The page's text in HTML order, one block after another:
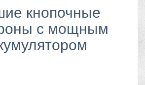
кнопочные
с мощным